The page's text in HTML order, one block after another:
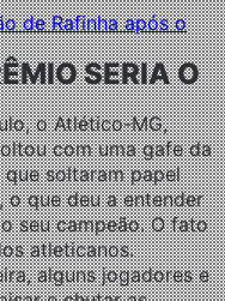
de Rafinha após o
SERIA O
o Atlético-MG,
com uma gafe da
soltaram papel
o que deu a entender
seu campeão. O fato
atleticanos.
alguns jogadores e